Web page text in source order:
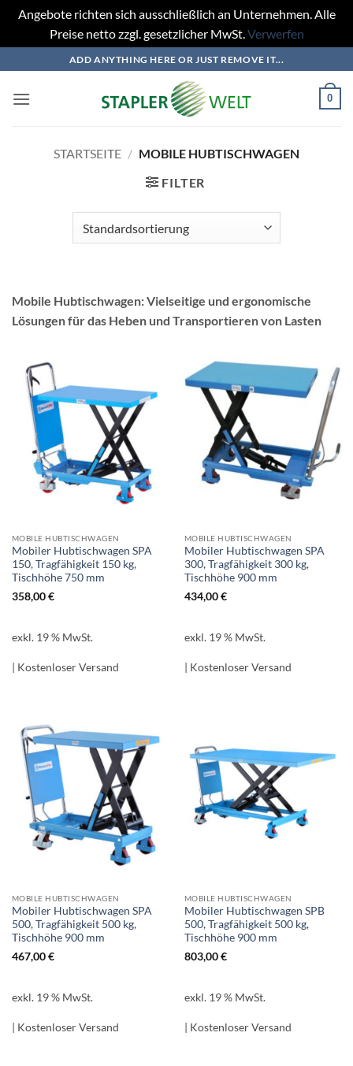
Angebote richten sich ausschließlich an Unternehmen. Alle
Preise netto zzgl. gesetzlicher MwSt.Verwerfen
Inhalt
springen
ADD ANYTHING HERE OR JUST REMOVE IT...
0
STARTSEITE / MOBILE HUBTISCHWAGEN
FILTER
Mobile Hubtischwagen: Vielseitige und ergonomische
Lösungen für das Heben und Transportieren von Lasten
MOBILE HUBTISCHWAGEN
Mobiler Hubtischwagen SPA
150, Tragfähigkeit 150 kg,
Tischhöhe 750 mm
358,00€
exkl. 19 % MwSt.
| Kostenloser Versand
MOBILE HUBTISCHWAGEN
Mobiler Hubtischwagen SPA
300, Tragfähigkeit 300 kg,
Tischhöhe 900 mm
434,00€
exkl. 19 % MwSt.
| Kostenloser Versand
MOBILE HUBTISCHWAGEN
Mobiler Hubtischwagen SPA
500, Tragfähigkeit 500 kg,
Tischhöhe 900 mm
467,00€
exkl. 19 % MwSt.
| Kostenloser Versand
MOBILE HUBTISCHWAGEN
Mobiler Hubtischwagen SPB
500, Tragfähigkeit 500 kg,
Tischhöhe 900 mm
803,00€
exkl. 19 % MwSt.
| Kostenloser Versand